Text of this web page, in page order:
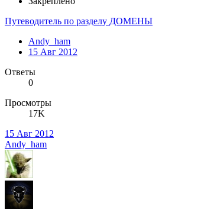
Путеводитель по разделу ДОМЕНЫ
Andy_ham
15 Авг 2012
Ответы
0
Просмотры
17K
15 Авг 2012
Andy_ham